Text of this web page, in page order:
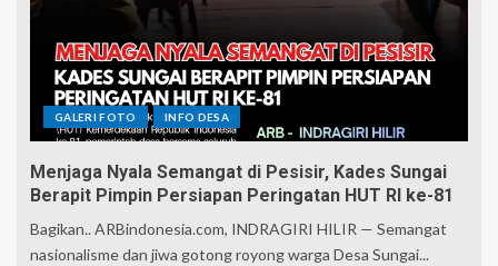
GALERI FOTO INFO DESA
Menjaga Nyala Semangat di Pesisir, Kades Sungai
Berapit Pimpin Persiapan Peringatan HUT RI ke-81
Bagikan.. ARBindonesia.com, INDRAGIRI HILIR — Semangat
nasionalisme dan jiwa gotong royong warga Desa Sungai...